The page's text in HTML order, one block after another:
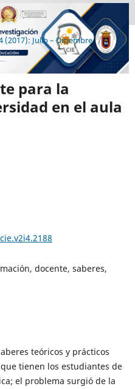
(2017): Julio – Diciembre /
para la
en el aula
docente, saberes,
teóricos y prácticos
tienen los estudiantes de
el problema surgió de la